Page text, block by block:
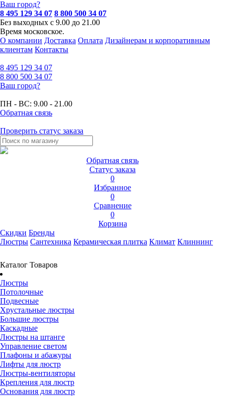
Ваш город?
8 495 129 34 07 8 800 500 34 07
Без выходных с 9.00 до 21.00
Время московское.
О компании Доставка Оплата Дизайнерам и корпоративным
клиентам Контакты
8 495 129 34 07
8 800 500 34 07
Ваш город?
ПН - ВС: 9.00 - 21.00
Обратная связь
Проверить статус заказа
Обратная связь
Статус заказа
0
Избранное
0
Сравнение
0
Корзина
Скидки Бренды
Люстры Сантехника Керамическая плитка Климат Клиннинг
Каталог Товаров
Люстры
Потолочные
Подвесные
Хрустальные люстры
Большие люстры
Каскадные
Люстры на штанге
Управление светом
Плафоны и абажуры
Лифты для люстр
Люстры-вентиляторы
Крепления для люстр
Основания для люстр